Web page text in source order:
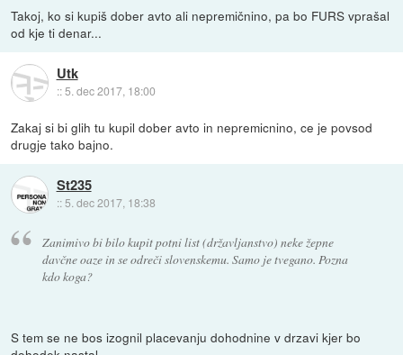
Takoj, ko si kupiš dober avto ali nepremičnino, pa bo FURS vprašal
od kje ti denar...
Utk
::5. dec 2017, 18:00
Zakaj si bi glih tu kupil dober avto in nepremicnino, ce je povsod
drugje tako bajno.
St235
:: 5. dec 2017, 18:38
Zanimivo bi bilo kupit potni list (državljanstvo) neke žepne
davčne oaze in se odreči slovenskemu. Samo je tvegano. Pozna
kdo koga?
S tem se ne bos izognil placevanju dohodnine v drzavi kjer bo